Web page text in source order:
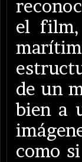
el film,
de un
bien a
como